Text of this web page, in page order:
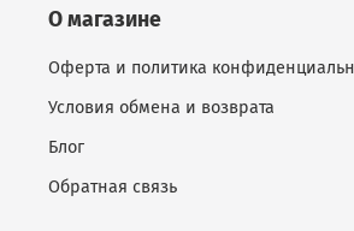
О магазине
Оферта и политика
Условия обмена и возврата
Блог
Обратная связь